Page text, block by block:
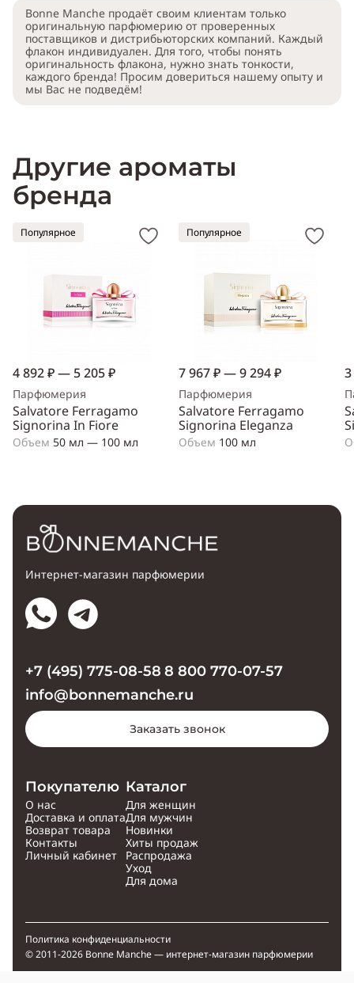
Bonne Manche продаёт своим клиентам только
оригинальную парфюмерию от проверенных
поставщиков и дистрибьюторских компаний. Каждый
флакон индивидуален. Для того, чтобы понять
оригинальность флакона, нужно знать тонкости,
каждого бренда! Просим довериться нашему опыту и
мы Вас не подведём!
Другие ароматы
бренда
Популярное
4 892 ₽ — 5 205 ₽
Парфюмерия
Salvatore Ferragamo
Signorina In Fiore
Объем 50 мл — 100 мл
Популярное
7 967 ₽ — 9 294 ₽
Парфюмерия
Salvatore Ferragamo
Signorina Eleganza
Объем 100 мл
Интернет-магазин парфюмерии
Покупателю
О нас
Доставка и оплата
Возврат товара
Контакты
Личный кабинет
Каталог
Для женщин
Для мужчин
Новинки
Хиты продаж
Распродажа
Уход
Для дома
+7 (495) 775-08-58 8 800 770-07-57
info@bonnemanche.ru
Заказать звонок
© 2011-2026 Bonne Manche — интернет-магазин парфюмерии
Политика конфиденциальности